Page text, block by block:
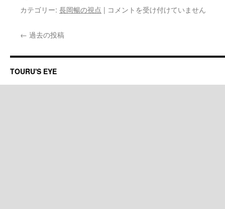
カテゴリー: 長岡暢の視点 | 【感
イ
コメントを受け付けていません
← 過去の投稿
TOURU'S EYE